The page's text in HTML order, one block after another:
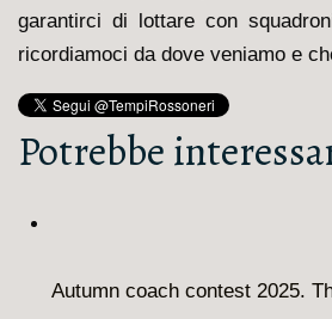
garantirci di lottare con
ricordiamoci da dove veniamo e
Potrebbe
Autumn coach contest 2025.